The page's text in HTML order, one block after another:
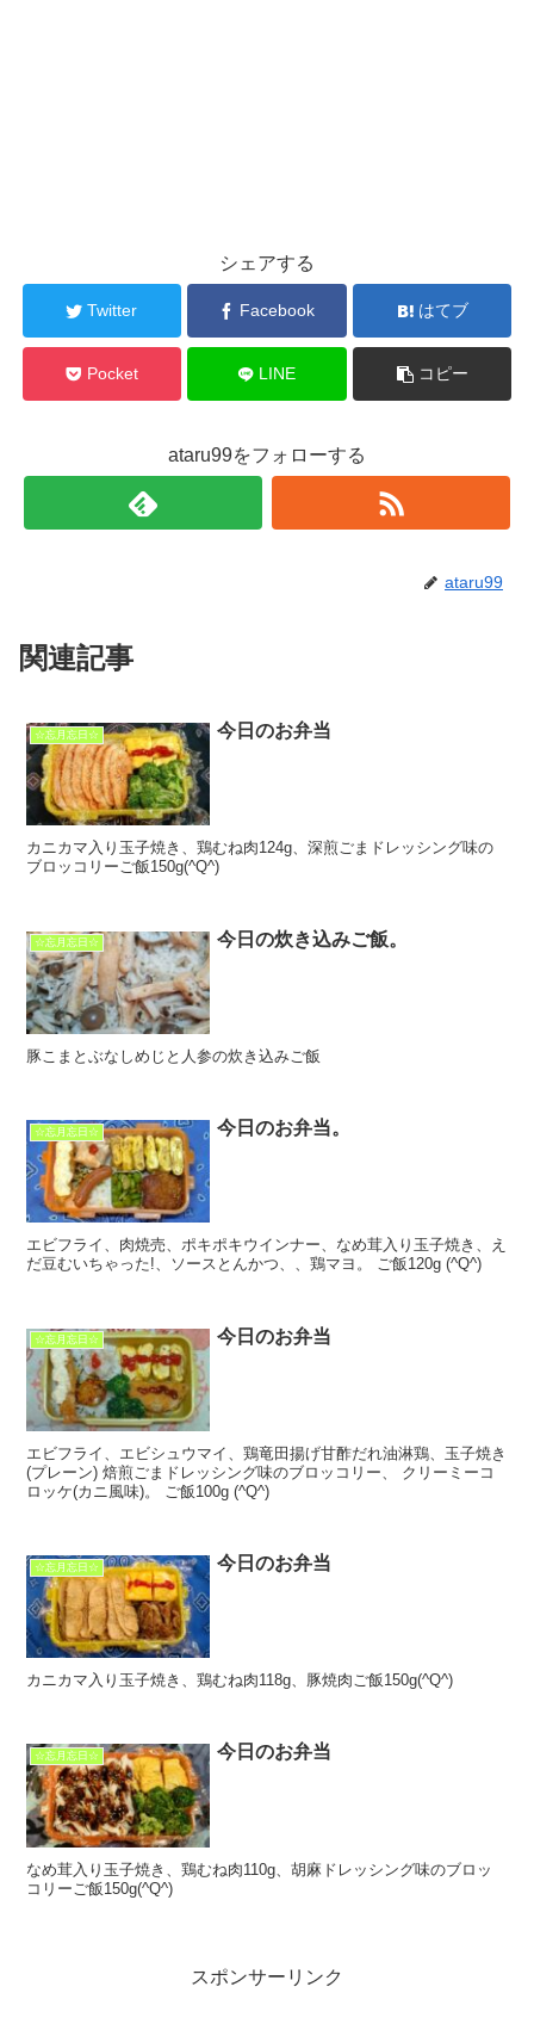
シェアする
Twitter Facebook はてブ
Pocket LINE コピー
ataru99をフォローする
ataru99
関連記事
☆忘月忘日☆ 今日のお弁当
カニカマ入り玉子焼き、鶏むね肉124g、深煎ごまドレッシング味の
ブロッコリーご飯150g(^Q^)
☆忘月忘日☆ 今日の炊き込みご飯。
豚こまとぶなしめじと人参の炊き込みご飯
☆忘月忘日☆ 今日のお弁当。
エビフライ、肉焼売、ポキポキウインナー、なめ茸入り玉子焼き、え
だ豆むいちゃった!、ソースとんかつ、、鶏マヨ。 ご飯120g (^Q^)
☆忘月忘日☆ 今日のお弁当
エビフライ、エビシュウマイ、鶏竜田揚げ甘酢だれ油淋鶏、玉子焼き
(プレーン) 焙煎ごまドレッシング味のブロッコリー、 クリーミーコ
ロッケ(カニ風味)。 ご飯100g (^Q^)
☆忘月忘日☆ 今日のお弁当
カニカマ入り玉子焼き、鶏むね肉118g、豚焼肉ご飯150g(^Q^)
☆忘月忘日☆ 今日のお弁当
なめ茸入り玉子焼き、鶏むね肉110g、胡麻ドレッシング味のブロッ
コリーご飯150g(^Q^)
スポンサーリンク